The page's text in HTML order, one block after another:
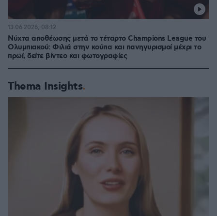
Νύχτα αποθέωσης μετά το τέταρτο Champions League του
Ολυμπιακού: Φιλιά στην κούπα και πανηγυρισμοί μέχρι το
πρωί, δείτε βίντεο και φωτογραφίες
13.06.2026, 08:12
Thema Insights